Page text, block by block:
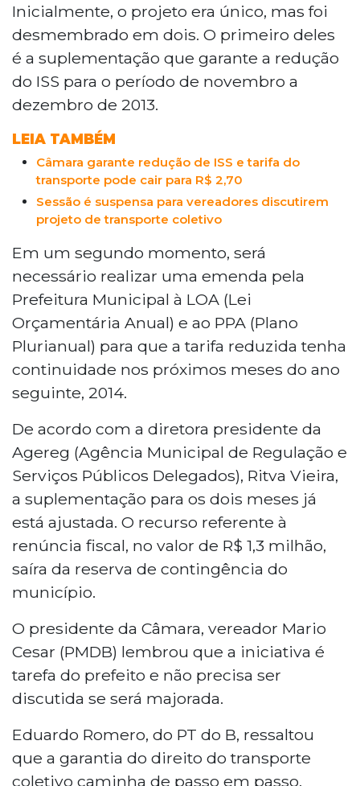
Inicialmente, o projeto era único, mas foi
desmembrado em dois. O primeiro deles
é a suplementação que garante a redução
do ISS para o período de novembro a
dezembro de 2013.
LEIA TAMBÉM
Câmara garante redução de ISS e tarifa do
transporte pode cair para R$ 2,70
Sessão é suspensa para vereadores discutirem
projeto de transporte coletivo
Em um segundo momento, será
necessário realizar uma emenda pela
Prefeitura Municipal à LOA (Lei
Orçamentária Anual) e ao PPA (Plano
Plurianual) para que a tarifa reduzida tenha
continuidade nos próximos meses do ano
seguinte, 2014.
De acordo com a diretora presidente da
Agereg (Agência Municipal de Regulação e
Serviços Públicos Delegados), Ritva Vieira,
a suplementação para os dois meses já
está ajustada. O recurso referente à
renúncia fiscal, no valor de R$ 1,3 milhão,
saíra da reserva de contingência do
município.
O presidente da Câmara, vereador Mario
Cesar (PMDB) lembrou que a iniciativa é
tarefa do prefeito e não precisa ser
discutida se será majorada.
Eduardo Romero, do PT do B, ressaltou
que a garantia do direito do transporte
coletivo caminha de passo em passo.